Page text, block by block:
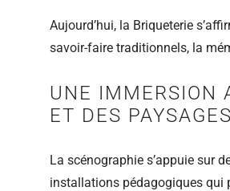
Aujourd’hui, la Briqueterie
savoir‑faire traditionnels, la
UNE IMMERSION
ET DES PAYSAGES
La scénographie s’appuie sur
installations pédagogiques qui